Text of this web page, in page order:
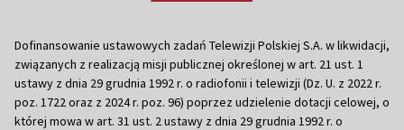
Dofinansowanie ustawowych zadań Telewizji Polskiej S.A. w likwidacji,
związanych z realizacją misji publicznej określonej w art. 21 ust. 1
ustawy z dnia 29 grudnia 1992 r. o radiofonii i telewizji (Dz. U. z 2022 r.
poz. 1722 oraz z 2024 r. poz. 96) poprzez udzielenie dotacji celowej, o
której mowa w art. 31 ust. 2 ustawy z dnia 29 grudnia 1992 r. o